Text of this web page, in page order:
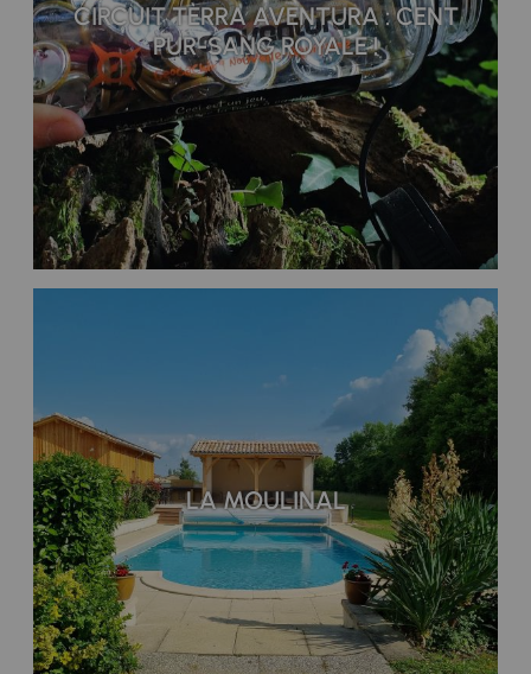
CIRCUIT TÈRRA AVENTURA : CENT
PUR-SANG ROYALE !
LA MOULINAL